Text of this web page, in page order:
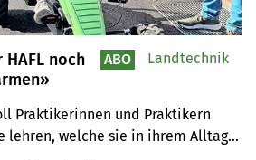
HAFL noch
Praktikerinnen und Praktikern
lehren, welche sie in ihrem Alltag
ABO Landtechnik